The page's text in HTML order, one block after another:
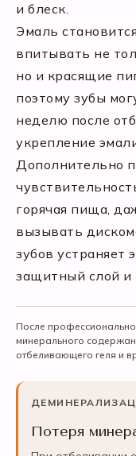
и блеск.
Эмаль
впитывать не
но и красящие
поэтому зубы
неделю после
укрепление
Дополнительно
горячая пища,
вызывать
зубов устраняет
защитный слой и
После
минерального
отбеливающего геля и
Потеря